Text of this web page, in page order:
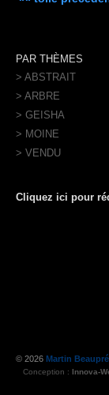
PAR THÈMES
> ABSTRAIT
> ARBRE
> GEISHA
> MOINE
> VENDU
Cliquez ici pour
© 2026 Martin
Conception : Innova-